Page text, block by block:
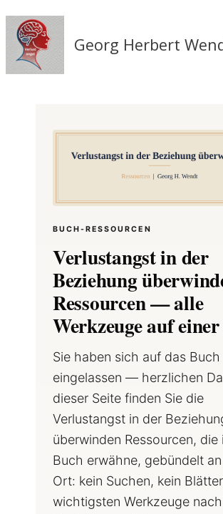
Inhalt
springen
Georg Herbert
BUCH-RESSOURCEN
Verlustangst in der
Beziehung
Ressourcen — alle
Werkzeuge auf
Sie haben sich auf das Buch
eingelassen — herzlichen
dieser Seite finden Sie die
Verlustangst in der
überwinden Ressourcen, die
Buch erwähne, gebündelt
Ort: kein Suchen, kein
wichtigsten Werkzeuge